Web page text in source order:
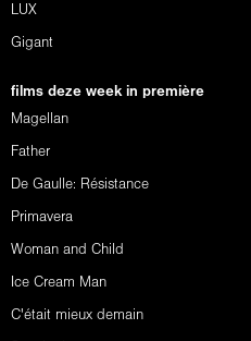
LUX
Gigant
films deze week in première
Magellan
Father
De Gaulle: Résistance
Primavera
Woman and Child
Ice Cream Man
C'était mieux demain